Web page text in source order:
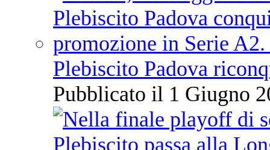
Plebiscito Padova
Pubblicato il 1 Giugno